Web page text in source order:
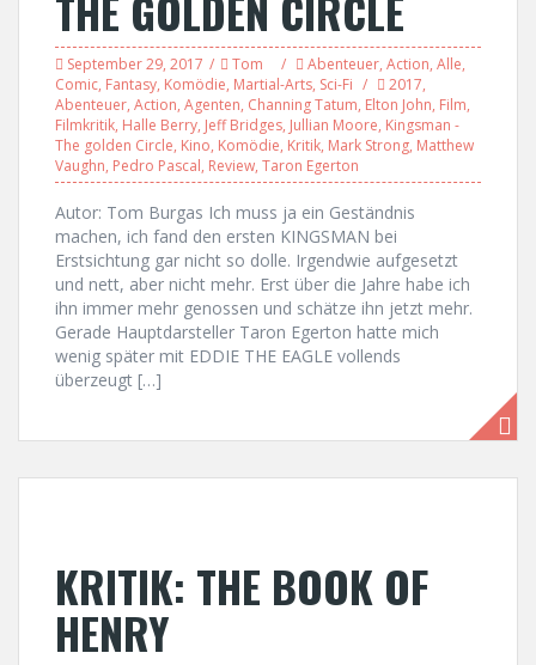
September 29, 2017 Tom Abenteuer, Action, Alle,
Comic, Fantasy, Komödie, Martial-Arts, Sci-Fi 2017,
Abenteuer, Action, Agenten, Channing Tatum, Elton John, Film,
Filmkritik, Halle Berry, Jeff Bridges, Jullian Moore, Kingsman -
The golden Circle, Kino, Komödie, Kritik, Mark Strong, Matthew
Vaughn, Pedro Pascal, Review, Taron Egerton
Autor: Tom Burgas Ich muss ja ein Geständnis
machen, ich fand den ersten KINGSMAN bei
Erstsichtung gar nicht so dolle. Irgendwie aufgesetzt
und nett, aber nicht mehr. Erst über die Jahre habe ich
ihn immer mehr genossen und schätze ihn jetzt mehr.
Gerade Hauptdarsteller Taron Egerton hatte mich
wenig später mit EDDIE THE EAGLE vollends
überzeugt […]
KRITIK: THE BOOK OF
HENRY